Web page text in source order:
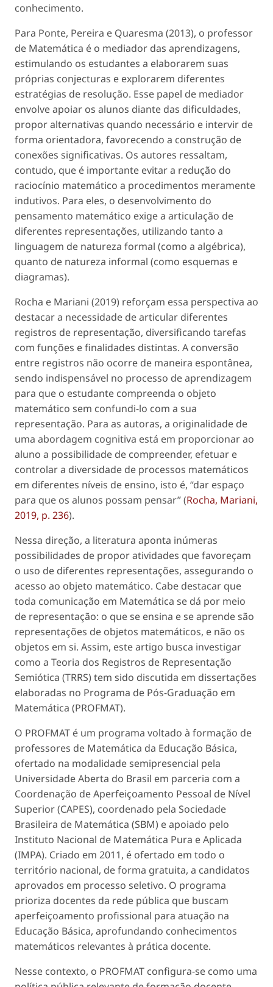
conhecimento.
Para Ponte, Pereira e Quaresma (2013), o professor
de Matemática é o mediador das aprendizagens,
estimulando os estudantes a elaborarem suas
próprias conjecturas e explorarem diferentes
estratégias de resolução. Esse papel de mediador
envolve apoiar os alunos diante das dificuldades,
propor alternativas quando necessário e intervir de
forma orientadora, favorecendo a construção de
conexões significativas. Os autores ressaltam,
contudo, que é importante evitar a redução do
raciocínio matemático a procedimentos meramente
indutivos. Para eles, o desenvolvimento do
pensamento matemático exige a articulação de
diferentes representações, utilizando tanto a
linguagem de natureza formal (como a algébrica),
quanto de natureza informal (como esquemas e
diagramas).
Rocha e Mariani (2019) reforçam essa perspectiva ao
destacar a necessidade de articular diferentes
registros de representação, diversificando tarefas
com funções e finalidades distintas. A conversão
entre registros não ocorre de maneira espontânea,
sendo indispensável no processo de aprendizagem
para que o estudante compreenda o objeto
matemático sem confundi-lo com a sua
representação. Para as autoras, a originalidade de
uma abordagem cognitiva está em proporcionar ao
aluno a possibilidade de compreender, efetuar e
controlar a diversidade de processos matemáticos
em diferentes níveis de ensino, isto é, “dar espaço
para que os alunos possam pensar” (Rocha, Mariani,
2019, p. 236).
Nessa direção, a literatura aponta inúmeras
possibilidades de propor atividades que favoreçam
o uso de diferentes representações, assegurando o
acesso ao objeto matemático. Cabe destacar que
toda comunicação em Matemática se dá por meio
de representação: o que se ensina e se aprende são
representações de objetos matemáticos, e não os
objetos em si. Assim, este artigo busca investigar
como a Teoria dos Registros de Representação
Semiótica (TRRS) tem sido discutida em dissertações
elaboradas no Programa de Pós-Graduação em
Matemática (PROFMAT).
O PROFMAT é um programa voltado à formação de
professores de Matemática da Educação Básica,
ofertado na modalidade semipresencial pela
Universidade Aberta do Brasil em parceria com a
Coordenação de Aperfeiçoamento Pessoal de Nível
Superior (CAPES), coordenado pela Sociedade
Brasileira de Matemática (SBM) e apoiado pelo
Instituto Nacional de Matemática Pura e Aplicada
(IMPA). Criado em 2011, é ofertado em todo o
território nacional, de forma gratuita, a candidatos
aprovados em processo seletivo. O programa
prioriza docentes da rede pública que buscam
aperfeiçoamento profissional para atuação na
Educação Básica, aprofundando conhecimentos
matemáticos relevantes à prática docente.
Nesse contexto, o PROFMAT configura-se como uma